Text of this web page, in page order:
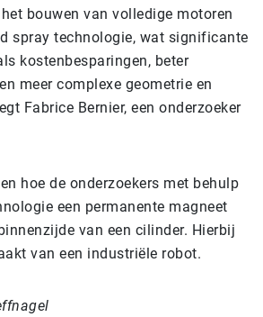
bouwen van volledige motoren
spray technologie, wat significante
kostenbesparingen, beter
meer complexe geometrie en
Fabrice Bernier, een onderzoeker
hoe de onderzoekers met behulp
een permanente magneet
van een cilinder. Hierbij
van een industriële robot.